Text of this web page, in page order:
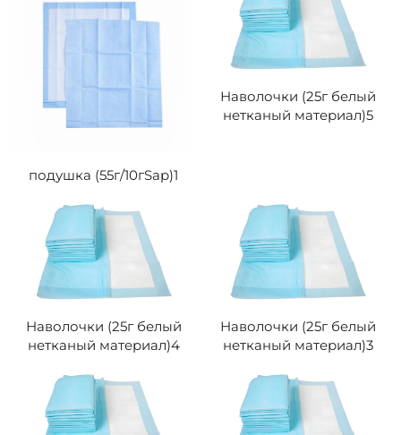
подушка (55г/10гSap)1
Наволочки (25г белый
нетканый материал)5
Наволочки (25г белый
нетканый материал)4
Наволочки (25г белый
нетканый материал)3